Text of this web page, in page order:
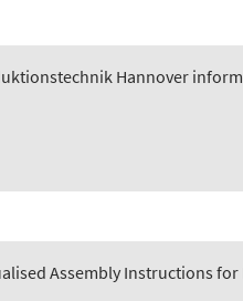
Hannover
Assembly Instructions for